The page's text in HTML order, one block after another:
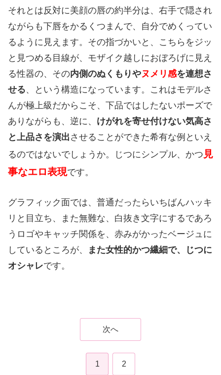
それとは反対に美顔の唇の約半分は、右手で隠され
ながらも下唇をかるくつまんで、自分でめくってい
るように見えます。その指づかいと、こちらをジッ
と見つめる目線が、モザイク越しにおぼろげに見え
る性器の、その内側のぬくもりやヌメリ感を連想さ
せる、という構造になっています。これはモデルさ
んが極上級だからこそ、下品ではしたないポーズで
ありながらも、逆に、 けがれを寄せ付けない気高さ
と上品さを演出 させることができた希有な例といえ
るのではないでしょうか。じつにシンプル、かつ 見
事なエロ表現です。
グラフィック面では、普通だったらいちばんハッキ
リと目立ち、また無難な、白抜き文字にするであろ
うロゴやキャッチ関係を、赤みがかったベージュに
しているところが、
また女性的かつ繊細で、じつに
オシャレです。
次へ
1 2